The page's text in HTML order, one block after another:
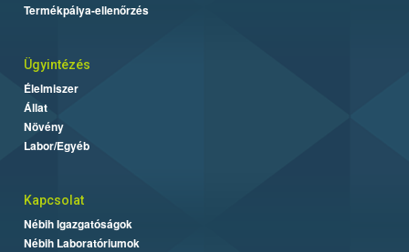
Termékpálya-ellenőrzés
Ügyintézés
Élelmiszer
Állat
Növény
Labor/Egyéb
Kapcsolat
Nébih Igazgatóságok
Nébih Laboratóriumok